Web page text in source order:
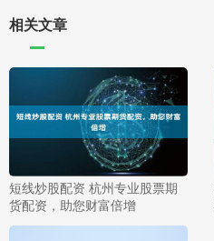
相关文章
短线炒股配资 杭州专业股票期
货配资，助您财富倍增